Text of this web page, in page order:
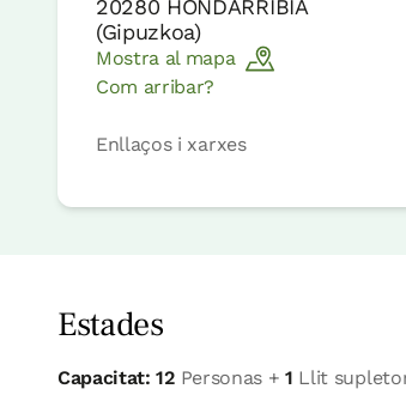
20280 HONDARRIBIA
(Gipuzkoa)
Mostra al mapa
Com arribar?
Enllaços i xarxes
Estades
Capacitat: 12Personas +1 Llit